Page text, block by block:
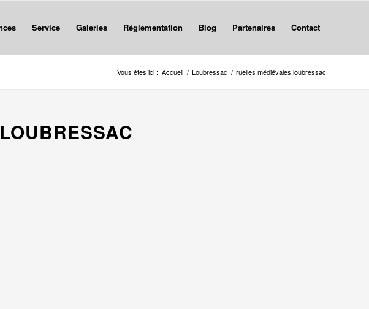
Service Galeries Réglementation Blog Partenaires Contact
Vous êtes ici : Accueil / Loubressac / ruelles médiévales loubressac